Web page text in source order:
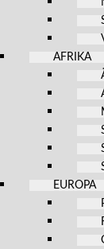
AFRIKA
EUROPA